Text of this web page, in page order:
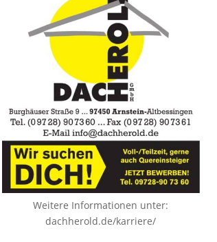
Weitere Informationen unter:
dachherold.de/karriere/